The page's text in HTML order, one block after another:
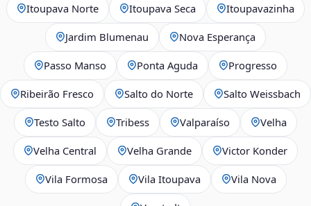
Itoupava Norte Itoupava Seca Itoupavazinha
Jardim Blumenau Nova Esperança
Passo Manso Ponta Aguda Progresso
Ribeirão Fresco Salto do Norte Salto Weissbach
Testo Salto Tribess Valparaíso Velha
Velha Central Velha Grande Victor Konder
Vila Formosa Vila Itoupava Vila Nova